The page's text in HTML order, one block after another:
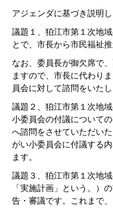
アジェンダに基づき説明し
議題１、狛江市第１次地
とで、市長から市民福祉
なお、委員長が御欠席で
ますので、市長に代わり
員会に対して諮問をいたし
議題２、狛江市第１次地
小委員会の付議について
へ諮問をさせていただい
がい小委員会に付議する
ます。
議題３、狛江市第１次地
「実施計画」という。）
告・審議です。これまで